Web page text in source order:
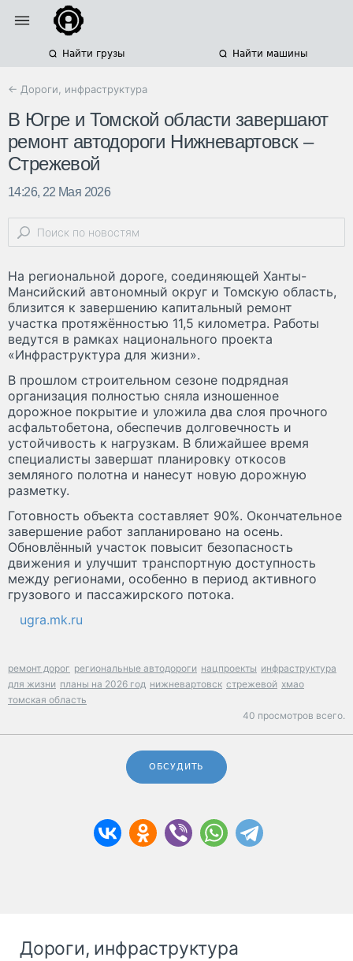
Найти грузы Найти машины
← Дороги, инфраструктура
В Югре и Томской области завершают
ремонт автодороги Нижневартовск –
Стрежевой
14:26, 22 Мая 2026
На региональной дороге, соединяющей Ханты-
Мансийский автономный округ и Томскую область,
близится к завершению капитальный ремонт
участка протяжённостью 11,5 километра. Работы
ведутся в рамках национального проекта
«Инфраструктура для жизни».
В прошлом строительном сезоне подрядная
организация полностью сняла изношенное
дорожное покрытие и уложила два слоя прочного
асфальтобетона, обеспечив долговечность и
устойчивость к нагрузкам. В ближайшее время
специалисты завершат планировку откосов
земляного полотна и нанесут новую дорожную
разметку.
Готовность объекта составляет 90%. Окончательное
завершение работ запланировано на осень.
Обновлённый участок повысит безопасность
движения и улучшит транспортную доступность
между регионами, особенно в период активного
грузового и пассажирского потока.
ugra.mk.ru
ремонт дорог региональные автодороги нацпроекты инфраструктура
для жизни планы на 2026 год нижневартовск стрежевой хмао
томская область
40 просмотров всего.
ОБСУДИТЬ
Дороги, инфраструктура